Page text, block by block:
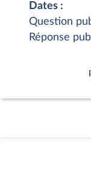
Dates :
Question
Réponse